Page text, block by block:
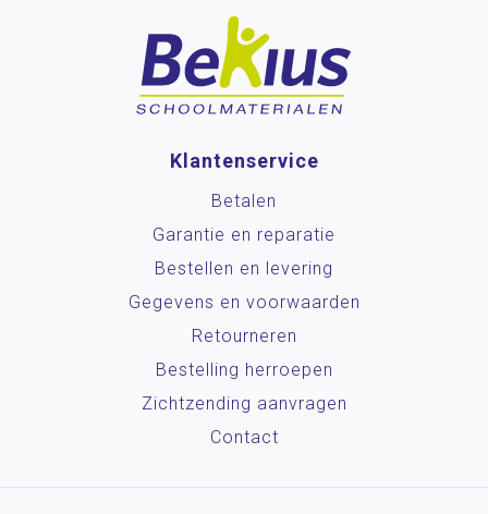
Klantenservice
Betalen
Garantie en reparatie
Bestellen en levering
Gegevens en voorwaarden
Retourneren
Bestelling herroepen
Zichtzending aanvragen
Contact